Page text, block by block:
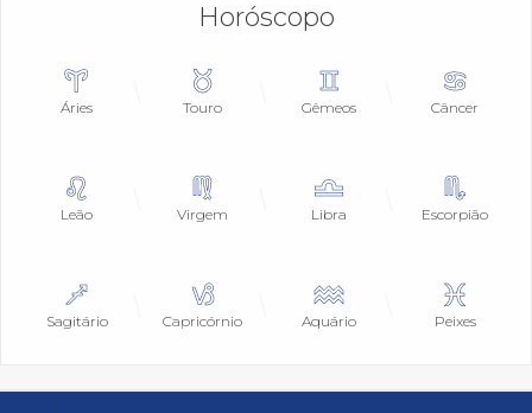
Horóscopo
Áries Touro Gêmeos Câncer
Leão Virgem Libra Escorpião
Sagitário Capricórnio Aquário Peixes